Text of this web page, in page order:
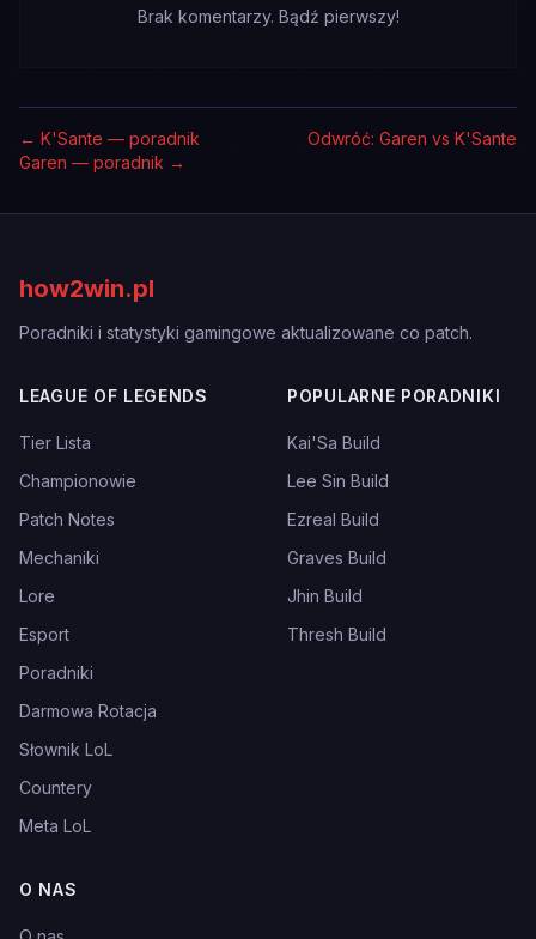
Brak komentarzy. Bądź pierwszy!
← K'Sante — poradnik
Odwróć: Garen vs K'Sante
Garen — poradnik →
how2win.pl
Poradniki i statystyki gamingowe aktualizowane co patch.
LEAGUE OF LEGENDS
Tier Lista
Championowie
Patch Notes
Mechaniki
Lore
Esport
Poradniki
Darmowa Rotacja
Słownik LoL
Countery
Meta LoL
POPULARNE PORADNIKI
Kai'Sa Build
Lee Sin Build
Ezreal Build
Graves Build
Jhin Build
Thresh Build
O NAS